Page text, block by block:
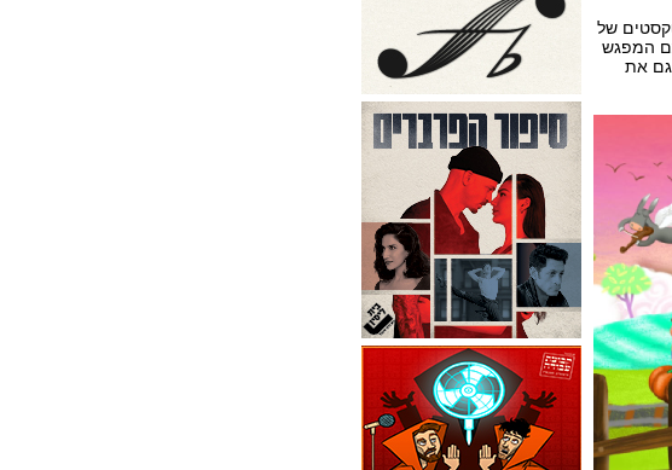
של
המפגש
גם את